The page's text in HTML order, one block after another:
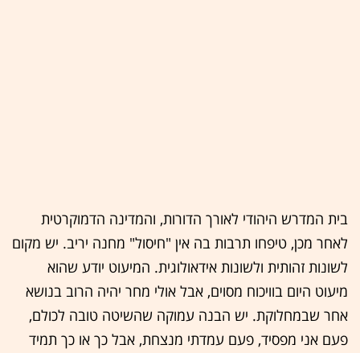
בית המדרש היהודי לאורך הדורות, והמדינה הדמוקרטית
לאחר מכן, טיפחו תרבות בה אין "חיסול" מחנה יריב. יש מקום
לשונות זהותית ולשונות אידאולוגית. המיעוט יודע שהוא
מיעוט היום בוויכוח מסוים, אבל אולי מחר יהיה הרוב בנושא
אחר שבמחלוקת. יש הבנה עמוקה שהשיטה טובה לכולם,
פעם אני מפסיד, פעם עמדתי מנצחת, אבל כך או כך תמיד